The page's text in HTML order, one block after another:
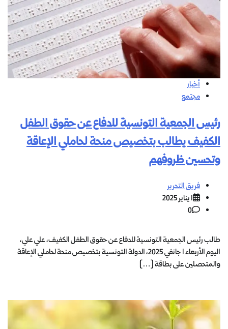
أخبار
مجتمع
رئيس الجمعية التونسية للدفاع عن حقوق الطفل
الكفيف يطالب بتخصيص منحة لحاملي الإعاقة
وتحسين ظروفهم
فريق التحرير
1 يناير 2025
0
طالب رئيس الجمعية التونسية للدفاع عن حقوق الطفل الكفيف، علي علي،
اليوم الأربعاء 1 جانفي 2025، الدولة التونسية بتخصيص منحة لحاملي الإعاقة
والمتحصلين على بطاقة […]